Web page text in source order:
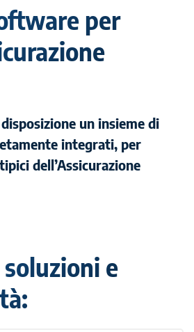
per
un insieme di
integrati, per
dell’Assicurazione
e